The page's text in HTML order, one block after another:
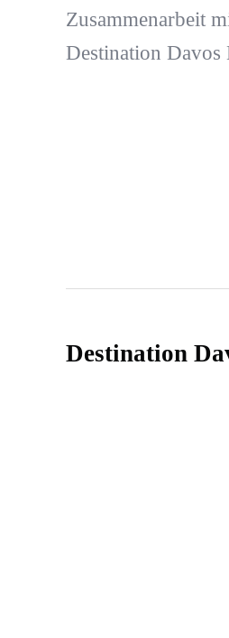
Zusammenarbeit
Destination Davos
Destination